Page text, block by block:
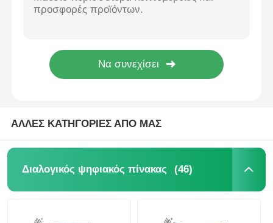
ΑΛΛΕΣ ΚΑΤΗΓΟΡΙΕΣ ΑΠΟ ΜΑΣ
Διαλογικός ψηφιακός πίνακας (46)